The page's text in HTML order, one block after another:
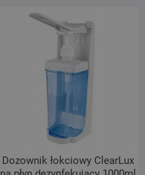
Dozownik łokciowy ClearLux